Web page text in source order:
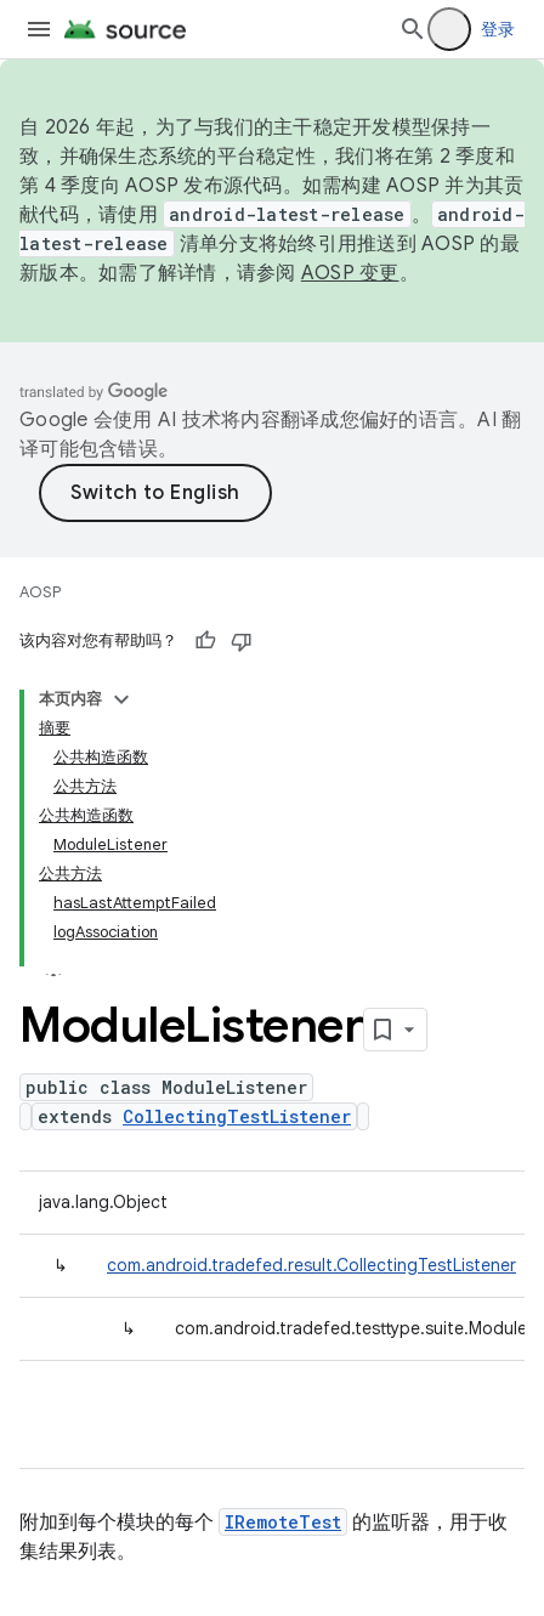
登录
自 2026 年起，为了与我们的主干稳定开发模型保持一
致，并确保生态系统的平台稳定性，我们将在第 2 季度和
第 4 季度向 AOSP 发布源代码。如需构建 AOSP 并为其贡
献代码，请使用 android-latest-release 。
android-
latest-release 清单分支将始终引用推送到 AOSP 的最
新版本。如需了解详情，请参阅 AOSP 变更。
Google 会使用 AI 技术将内容翻译成您偏好的语言。AI 翻
译可能包含错误。
AOSP
该内容对您有帮助吗？
本页内容
摘要
公共构造函数
公共方法
公共构造函数
ModuleListener
公共方法
hasLastAttemptFailed
logAssociation
ModuleListener
public class ModuleListener
extends CollectingTestListener
java.lang.Object
↳ com.android.tradefed.result.CollectingTestListener
↳
附加到每个模块的每个 IRemoteTest 的监听器，用于收
集结果列表。